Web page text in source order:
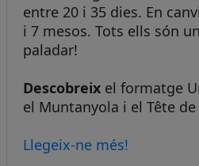
entre 20 i 35 dies. En
i 7 mesos. Tots ells són
paladar!
Descobreix el formatge
el Muntanyola i el Tête
Llegeix-ne més!